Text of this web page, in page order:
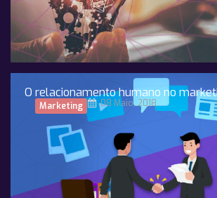
O relacionamento humano no
Marketing 08 Maio, 2018